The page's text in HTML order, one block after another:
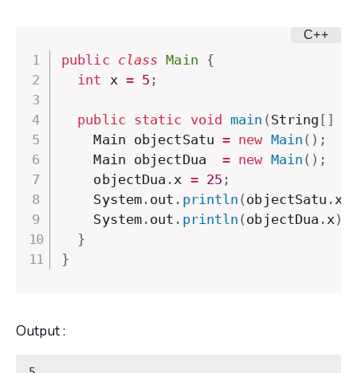
public class Main {
int x = 5 ;
public static void main ( String [ ]
    Main objectSatu
= new Main ( ) ;
    Main objectDua
= new Main ( ) ;
    objectDua
. x = 25 ;
    System
. out . println ( objectSatu . x
    System
. out . println ( objectDua . x)
}
}
Output :